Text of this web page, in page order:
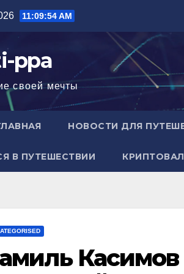
11:09:55 AM
ppa
своей мечты
НОВОСТИ ДЛЯ
В ПУТЕШЕСТВИИ